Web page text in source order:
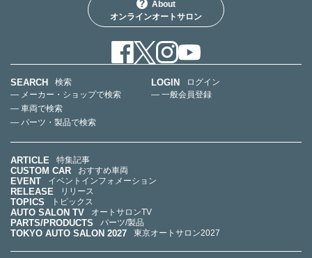
About
オンラインオートサロン
SEARCH
検索
— メーカー・ショップで検索
— 車両で検索
— パーツ・製品で検索
LOGIN
ログイン
— 一般会員登録
ARTICLE 特集記事
CUSTOM CAR おすすめ車両
EVENT イベントインフォメーション
RELEASE リリース
TOPICS トピックス
AUTO SALON TV オートサロンTV
PARTS/PRODUCTS パーツ/製品
TOKYO AUTO SALON 2027 東京オートサロン2027